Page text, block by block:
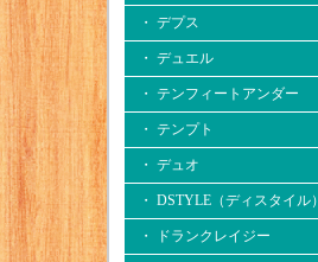
・ デプス
・ デュエル
・ テンフィートアンダー
・ テンプト
・ デュオ
・ DSTYLE（ディスタイル）
・ ドランクレイジー